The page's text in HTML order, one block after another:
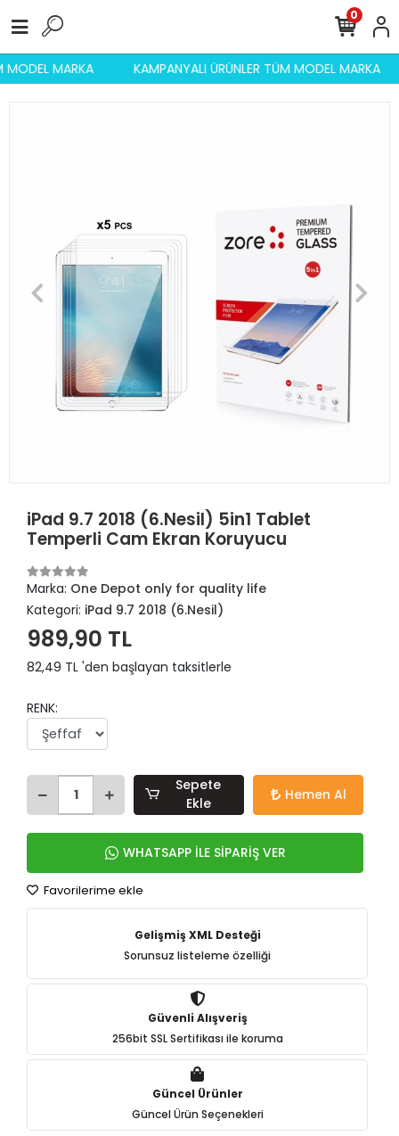
MODEL MARKA KAMPANYALI ÜRÜNLER TÜM MODEL MARKA
0
iPad 9.7 2018 (6.Nesil) 5in1 Tablet
Temperli Cam Ekran Koruyucu
Marka: One Depot only for quality life
Kategori: iPad 9.7 2018 (6.Nesil)
989,90 TL
82,49 TL 'den başlayan taksitlerle
RENK:
Sepete
Ekle
Hemen Al
WHATSAPP İLE SİPARİŞ VER
Favorilerime ekle
Gelişmiş XML Desteği
Sorunsuz listeleme özelliği
Güvenli Alışveriş
256bit SSL Sertifikası ile koruma
Güncel Ürünler
Güncel Ürün Seçenekleri